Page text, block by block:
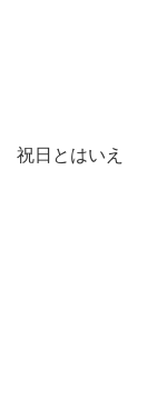
祝日とはいえ